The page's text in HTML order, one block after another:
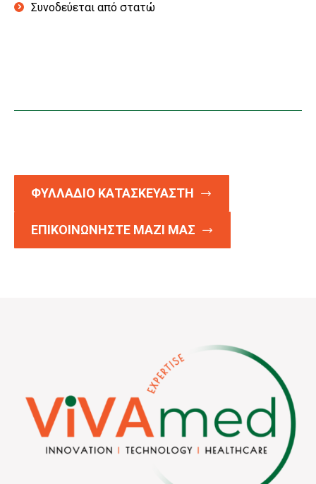
Συνοδεύεται από στατώ
ΦΥΛΛΑΔΙΟ ΚΑΤΑΣΚΕΥΑΣΤΗ
ΕΠΙΚΟΙΝΩΝΗΣΤΕ ΜΑΖΙ ΜΑΣ